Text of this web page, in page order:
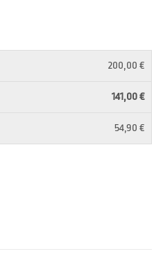
200,00 €
141,00 €
54,90 €